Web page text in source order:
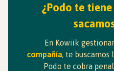
¿Podo te
En Kowiik
compañía, te buscamos
Podo te cobra